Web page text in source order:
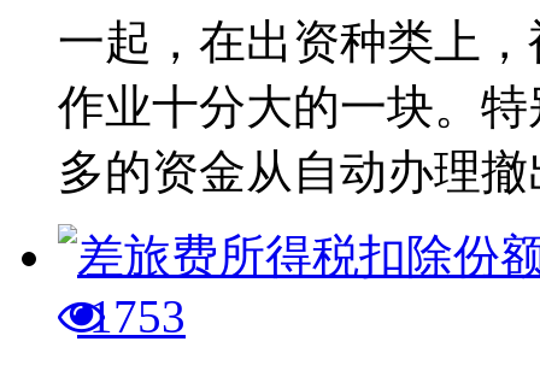
一起，在出资种类上
作业十分大的一块。
多的资金从自动办理
1753